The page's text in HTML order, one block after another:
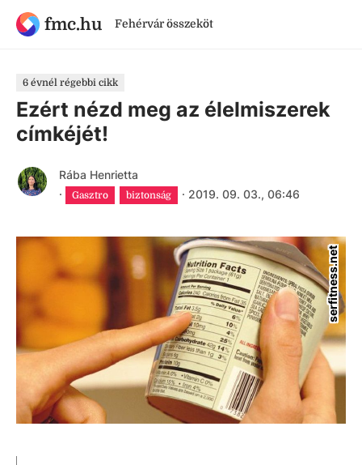
fmc.hu Fehérvár összeköt
6 évnél régebbi cikk
Ezért nézd meg az élelmiszerek
címkéjét!
Rába Henrietta
·
Gasztro biztonság · 2019. 09. 03., 06:46
serfitness.net